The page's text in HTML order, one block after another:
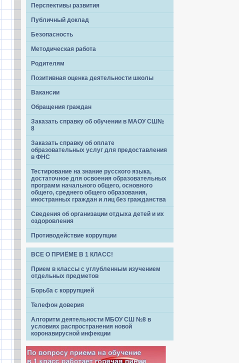
Перспективы развития
Публичный доклад
Безопасность
Методическая работа
Родителям
Позитивная оценка деятельности школы
Вакансии
Обращения граждан
Заказать справку об обучении в МАОУ СШ№
8
Заказать справку об оплате
образовательных услуг для предоставления
в ФНС
Тестирование на знание русского языка,
достаточное для освоения образовательных
программ начального общего, основного
общего, среднего общего образования,
иностранных граждан и лиц без гражданства
Сведения об организации отдыха детей и их
оздоровления
Противодействие коррупции
ВСЕ О ПРИЁМЕ В 1 КЛАСС!
Прием в классы с углубленным изучением
отдельных предметов
Борьба с коррупцией
Телефон доверия
Алгоритм деятельности МБОУ СШ №8 в
условиях распространения новой
коронавирусной инфекции